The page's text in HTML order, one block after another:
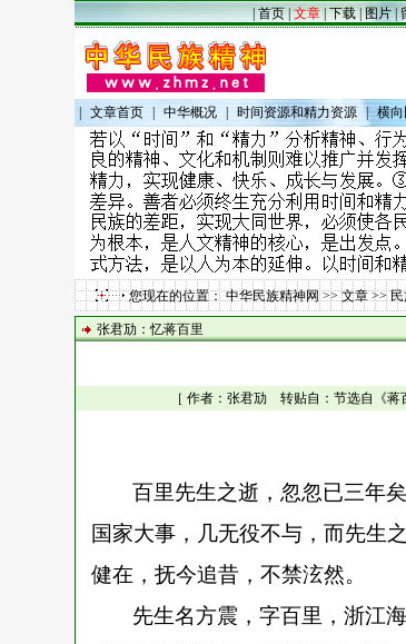
|首页|文章|下载| 图片|
文章首页 中华概况 时间资源和精力资源 | 横
您现在的位置：中华民族精神网>>文章>>
张君劢：忆蒋百里
［ 作者：张君劢 转贴自：节选自《
百里先生之逝，忽忽已三年
国家大事，几无役不与，而先生
健在，抚今追昔，不禁泫然。
先生名方震，字百里，浙江